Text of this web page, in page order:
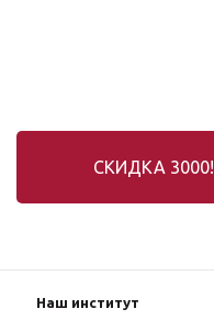
СКИДКА
Наш институт